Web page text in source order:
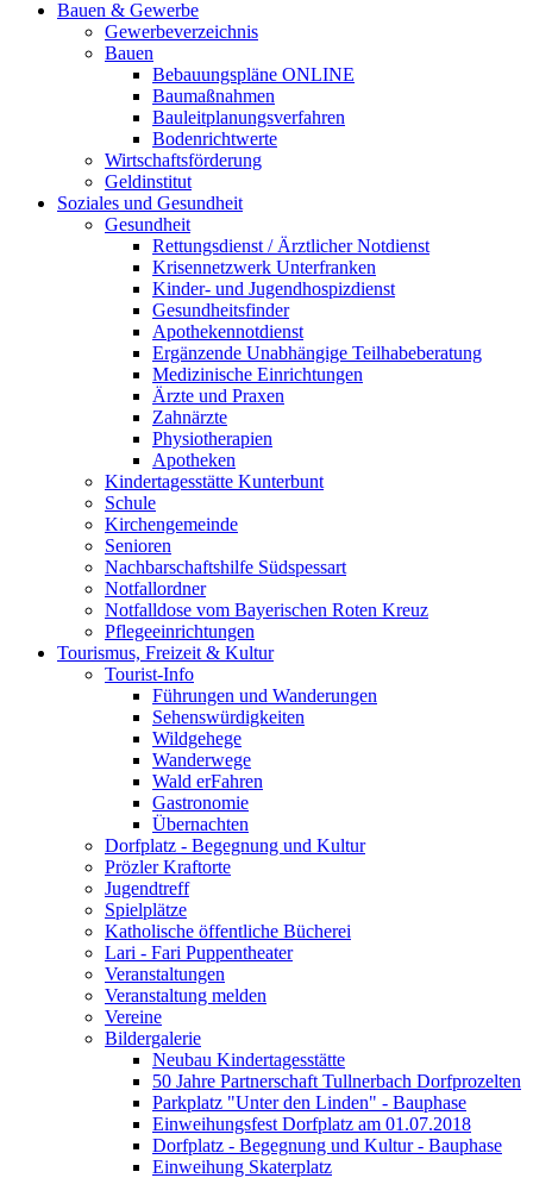
Bauen & Gewerbe
Gewerbeverzeichnis
Bauen
Bebauungspläne ONLINE
Baumaßnahmen
Bauleitplanungsverfahren
Bodenrichtwerte
Wirtschaftsförderung
Geldinstitut
Soziales und Gesundheit
Gesundheit
Rettungsdienst / Ärztlicher Notdienst
Krisennetzwerk Unterfranken
Kinder- und Jugendhospizdienst
Gesundheitsfinder
Apothekennotdienst
Ergänzende Unabhängige Teilhabeberatung
Medizinische Einrichtungen
Ärzte und Praxen
Zahnärzte
Physiotherapien
Apotheken
Kindertagesstätte Kunterbunt
Schule
Kirchengemeinde
Senioren
Nachbarschaftshilfe Südspessart
Notfallordner
Notfalldose vom Bayerischen Roten Kreuz
Pflegeeinrichtungen
Tourismus, Freizeit & Kultur
Tourist-Info
Führungen und Wanderungen
Sehenswürdigkeiten
Wildgehege
Wanderwege
Wald erFahren
Gastronomie
Übernachten
Dorfplatz - Begegnung und Kultur
Prözler Kraftorte
Jugendtreff
Spielplätze
Katholische öffentliche Bücherei
Lari - Fari Puppentheater
Veranstaltungen
Veranstaltung melden
Vereine
Bildergalerie
Neubau Kindertagesstätte
50 Jahre Partnerschaft Tullnerbach Dorfprozelten
Parkplatz "Unter den Linden" - Bauphase
Einweihungsfest Dorfplatz am 01.07.2018
Dorfplatz - Begegnung und Kultur - Bauphase
Einweihung Skaterplatz